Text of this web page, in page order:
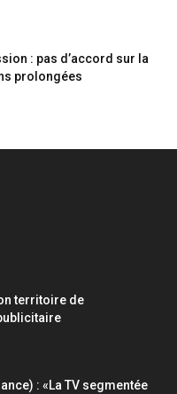
: pas d’accord sur la
prolongées
territoire de
: «La TV segmentée